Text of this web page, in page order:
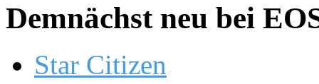
Demnächst neu bei
Star Citizen